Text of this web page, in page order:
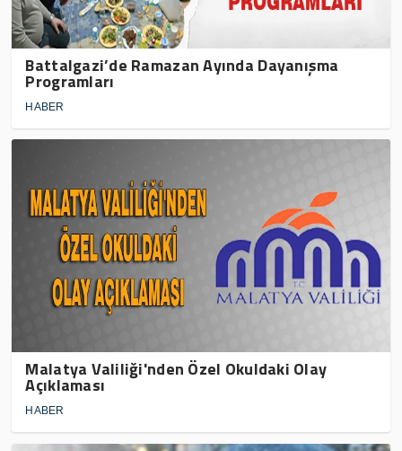
Battalgazi’de Ramazan Ayında Dayanışma
Programları
HABER
Malatya Valiliği'nden Özel Okuldaki Olay
Açıklaması
HABER